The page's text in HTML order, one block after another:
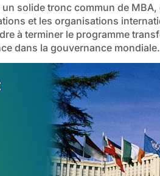
un solide tronc commun de
et les organisations
à terminer le programme
dans la gouvernance mondiale.